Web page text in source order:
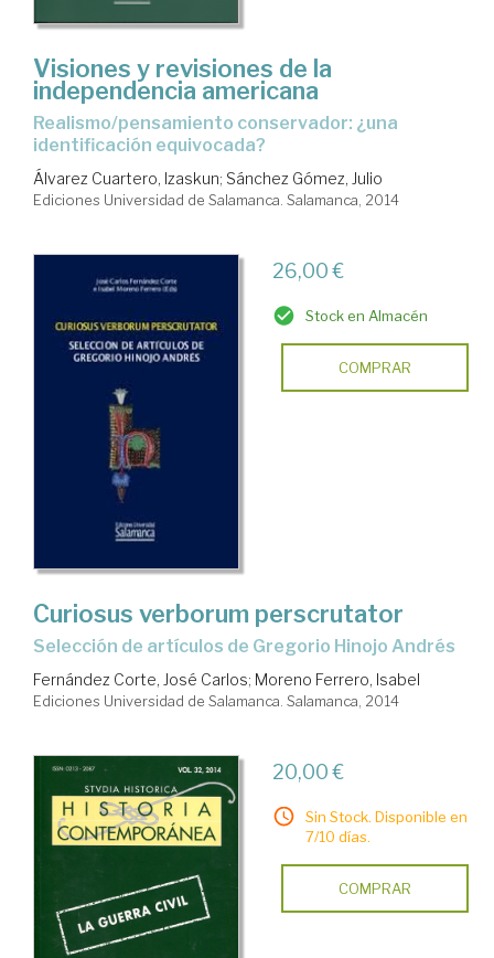
Visiones y revisiones de la
independencia americana
realismo/pensamiento conservador: ¿una
identificación equivocada?
Álvarez Cuartero, Izaskun; Sánchez Gómez, Julio
Ediciones Universidad de Salamanca. Salamanca, 2014
26,00 €
Stock en Almacén
COMPRAR
Curiosus verborum perscrutator
selección de artículos de Gregorio Hinojo Andrés
Fernández Corte, José Carlos; Moreno Ferrero, Isabel
Ediciones Universidad de Salamanca. Salamanca, 2014
20,00 €
Sin Stock. Disponible en
7/10 días.
COMPRAR